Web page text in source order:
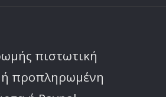
πιστωτική
ή προπληρωμένη